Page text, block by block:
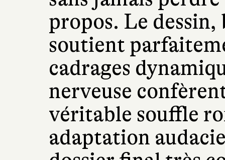
propos. Le
soutient
cadrages
nerveuse
véritable souffle
adaptation